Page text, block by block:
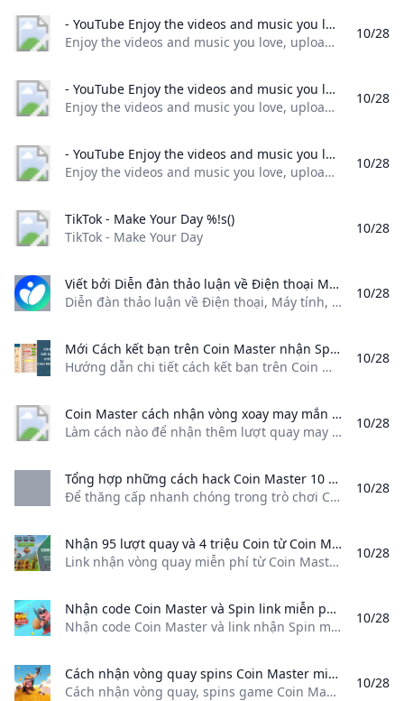
- YouTube Enjoy the videos and music you love upload original content and share it all with friends family and the world on YouTube.
Enjoy the videos and music you love, upload original content, and share it all with friends, family, and the world on YouTube.
10/28
- YouTube Enjoy the videos and music you love upload original content and share it all with friends family and the world on YouTube.
Enjoy the videos and music you love, upload original content, and share it all with friends, family, and the world on YouTube.
10/28
- YouTube Enjoy the videos and music you love upload original content and share it all with friends family and the world on YouTube.
Enjoy the videos and music you love, upload original content, and share it all with friends, family, and the world on YouTube.
10/28
TikTok - Make Your Day %!s()
TikTok - Make Your Day
10/28
Viết bởi Diễn đàn thảo luận về Điện thoại Máy tính Máy ảnh và các thiết bị Khoa học & Công nghệ.
Diễn đàn thảo luận về Điện thoại, Máy tính, Máy ảnh và các thiết bị Khoa học & Công nghệ.
10/28
Mới Cách kết bạn trên Coin Master nhận Spin miễn phí Hướng dẫn chi tiết cách kết bạn trên Coin Master cách chia sẻ lời mời. Cách tìm và xem thông tin bạn bè trong Coin Master. tại sao mời bạn không nhận được spin
Hướng dẫn chi tiết cách kết bạn trên Coin Master, cách chia sẻ lời mời. Cách tìm và xem thông tin bạn bè trong Coin Master. tại sao mời bạn không nhận được spin Để kết bạn trong Game Coin Master và trải nghiệm các ưu đãi như lượt Spin và xu miễn phí từ bạn bè, bạn có thể thêm bạn bè từ Facebook, gửi lời mời tham gia hoặc tìm kiếm những người bạn đang tham gia cùng trận đấu trong game.
10/28
Coin Master cách nhận vòng xoay may mắn mà không phải ai cũng biết Làm cách nào để nhận thêm lượt quay may mắn trong game điện thoại nổi tiếng Coin Master. Hãy xem bài viết để biêt nhé.24hStore.vn
Làm cách nào để nhận thêm lượt quay may mắn trong game điện thoại nổi tiếng Coin Master. Hãy xem bài viết để biêt nhé.,24hStore.vn 06/10/2020 7914 Hoàng Trúc Trò chơi Coin Master là trò chơi được xây dựng dựa trên chủ đề về cướp biển và hải tặc được phát triển mạnh mẽ trên điện thoại thông minh. Người chơi sẽ hóa thân thành một tên cướp biển thực thụ và để làm giàu cho ngôi làng của mình, người chơi phải đột kích và tấn công người khác để thu thập vàng dựa trên những vòng quay may mắn.
10/28
Tổng hợp những cách hack Coin Master 10 000 Spin link Vô hạn Spin và Coin mới nhất tháng 1/2024 Để thăng cấp nhanh chóng trong trò chơi Coin Master bạn cần phải tích lũy một lượng lớn Spin và Vàng. Cùng tìm hiểu những cách hacks spin mới nhất tháng 1/2024 nhé.
Để thăng cấp nhanh chóng trong trò chơi Coin Master, bạn cần phải tích lũy một lượng lớn Spin và Vàng. Cùng tìm hiểu những cách hacks spin mới nhất tháng 1/2024 nhé. Hoàng Phúc
10/28
Nhận 95 lượt quay và 4 triệu Coin từ Coin Master ngày 10/6/2020 Link nhận vòng quay miễn phí từ Coin Master sẽ được Mytour chia sẻ mang đến cho bạn cơ hội nhận 95 lượt quay và 4 triệu Coin trong ngày 10/6/2020.
Link nhận vòng quay miễn phí từ Coin Master sẽ được Mytour chia sẻ, mang đến cho bạn cơ hội nhận 95 lượt quay và 4 triệu Coin trong ngày 10/6/2020. BuzzNội dung bài viết2. Cập nhật Link nhận vòng quay miễn phí từ Coin Master vào ngày 10/6/2020 Xem thêmXem thêmĐọc tóm tắt Các đường Link nhận lượt quay và Coin miễn phí từ Coin Master vào ngày 10/6/2020 được Mytour tổng hợp từ nhiều nguồn đáng tin cậy.
10/28
Nhận code Coin Master và Spin link miễn phí mới nhất hôm nay Nhận code Coin Master và link nhận Spin miễn phí mỗi ngày. Tổng hợp thêm link nhận Spin Coin Master free mới nhất thưởng vàng năm 2024
Nhận code Coin Master và link nhận Spin miễn phí mỗi ngày. Tổng hợp thêm link nhận Spin Coin Master free mới nhất thưởng vàng năm 2024 ByYến Nhi -20/03/20240810 Coin Master hiện là một trong số nhiều tựa game thu hút được lượt người chơi khá đông đảo hiện nay. Để giành được code Coin Master khi chơi game, bạn có thể nhận thêm lượt quay miễn phí thông qua một số cách bên dưới.
10/28
Cách nhận vòng quay spins Coin Master miễn phí Cách nhận vòng quay spins game Coin Master một cách hoàn toàn miễn phí. 2021
Cách nhận vòng quay, spins game Coin Master một cách hoàn toàn miễn phí. 2021 BuzzĐọc tóm tắt Cách nhận spins Coin Master miễn phí, chạy spins như thế nào?. Nhận spins miễn phí hiệu quả khi chơi Coin Master. Có link tải game mới nhất. Thủ thuật để nhận nhiều spins hơn. Nhận spins từ link Levvvel. Nhận spins từ Facebook. Nhận spins từ nhóm Zalo. Nhận spins từ bạn bè.
10/28